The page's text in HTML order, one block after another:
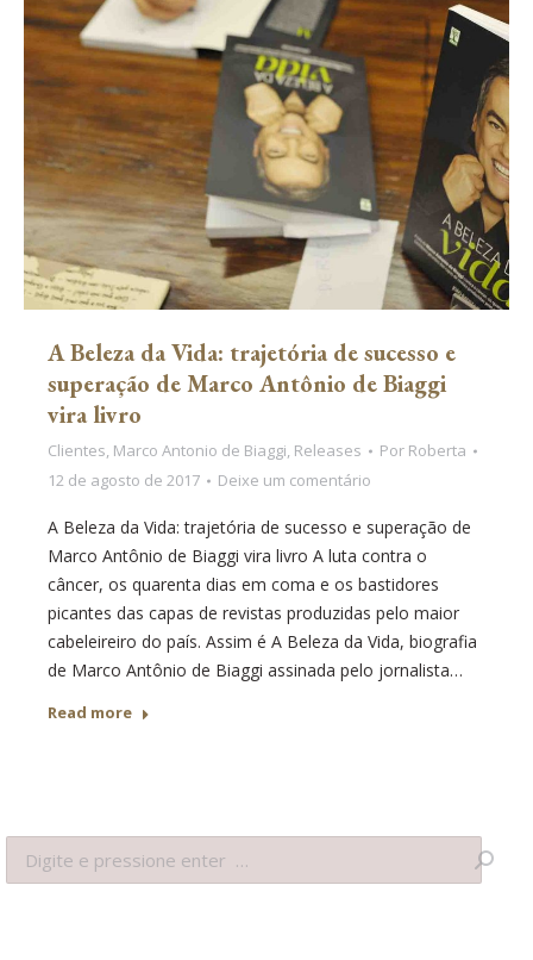
A Beleza da Vida: trajetória de sucesso e
superação de Marco Antônio de Biaggi
vira livro
Clientes, Marco Antonio de Biaggi, Releases Por Roberta
12 de agosto de 2017
Deixe um comentário
A Beleza da Vida: trajetória de sucesso e superação de
Marco Antônio de Biaggi vira livro A luta contra o
câncer, os quarenta dias em coma e os bastidores
picantes das capas de revistas produzidas pelo maior
cabeleireiro do país. Assim é A Beleza da Vida, biografia
de Marco Antônio de Biaggi assinada pelo jornalista…
Read more
Search: